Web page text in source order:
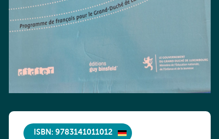
ISBN: 9783141011012